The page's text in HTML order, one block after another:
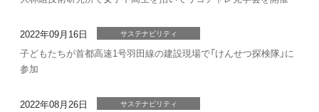
2022年09月16日 サステナビリティ
子どもたちが首都高速1号羽田線の建設現場で「けんせつ探検隊」に
参加
2022年08月26日 サステナビリティ